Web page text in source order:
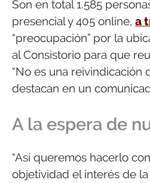
Son en total 1.585
presencial y 405 online, a
“preocupación” por la
al Consistorio para que
“No es una reivindicación
destacan en un
A la espera de
“Así queremos hacerlo
objetividad el interés de